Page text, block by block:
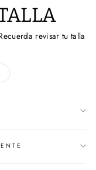
revisar tu talla